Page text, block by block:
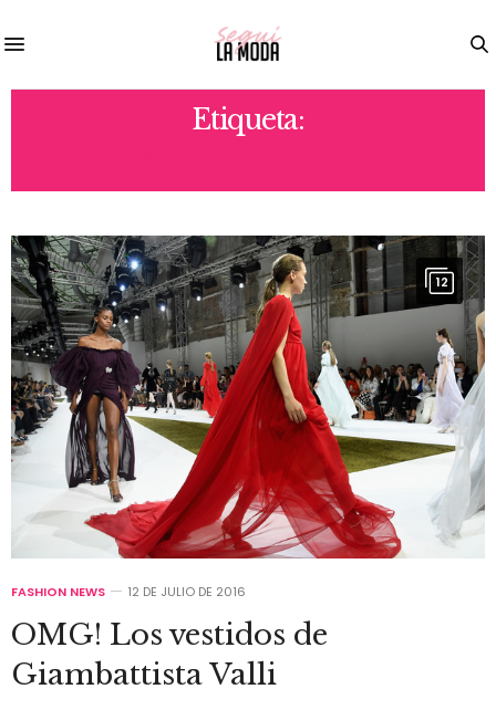
Etiqueta:
12
FASHION NEWS 12 DE JULIO DE 2016
OMG! Los vestidos de
Giambattista Valli